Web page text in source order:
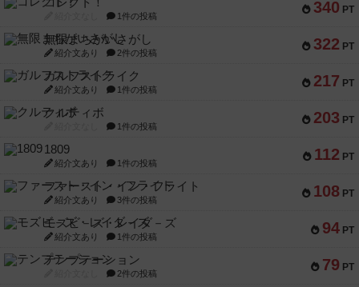
340 PT
1件の投稿
322 PT
無限まちがいさがし
紹介文あり 2件の投稿
217 PT
ガルフストライク
紹介文あり 1件の投稿
203 PT
クルティボ
1件の投稿
112 PT
1809
紹介文あり 1件の投稿
108 PT
ファースト・イン・フライト
紹介文あり 3件の投稿
94 PT
モズビ－ズ・レイダ－ズ
紹介文あり 1件の投稿
79 PT
テンプテーション
2件の投稿